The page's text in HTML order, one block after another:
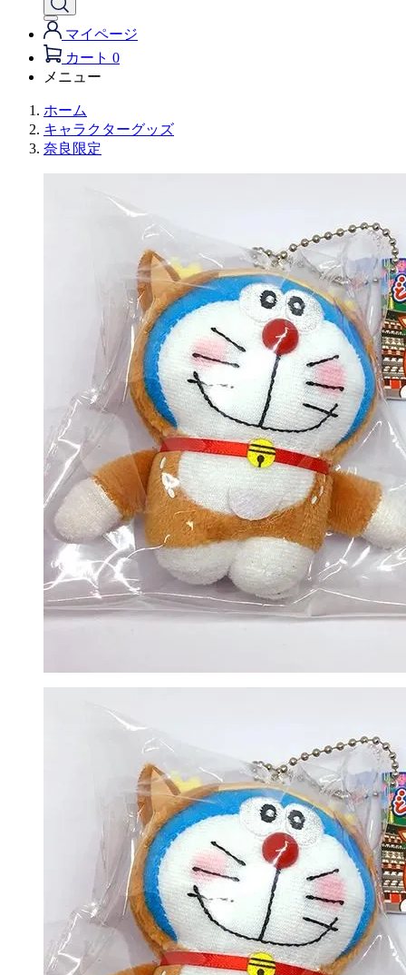
マイページ
カート 0
メニュー
ホーム
キャラクターグッズ
奈良限定